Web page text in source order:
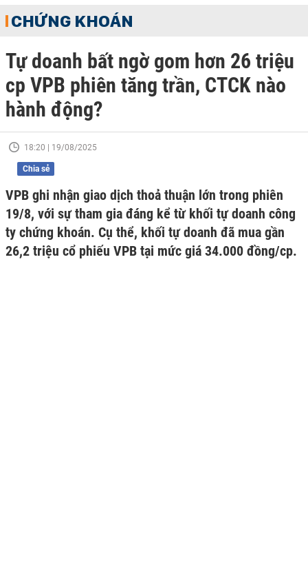
CHỨNG KHOÁN
Tự doanh bất ngờ gom hơn 26 triệu
cp VPB phiên tăng trần, CTCK nào
hành động?
18:20 | 19/08/2025
Chia sẻ
VPB ghi nhận giao dịch thoả thuận lớn trong phiên
19/8, với sự tham gia đáng kể từ khối tự doanh công
ty chứng khoán. Cụ thể, khối tự doanh đã mua gần
26,2 triệu cổ phiếu VPB tại mức giá 34.000 đồng/cp.